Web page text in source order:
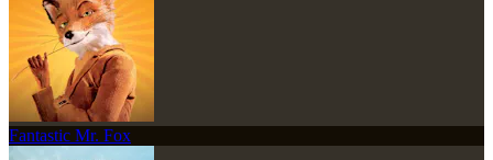
Fantastic Mr. Fox